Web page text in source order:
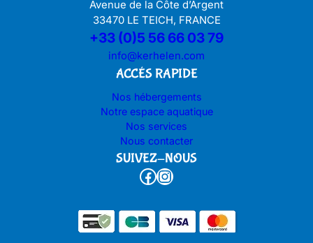
Avenue de la Côte d’Argent
33470 LE TEICH, FRANCE
+33 (0)5 56 66 03 79
info@kerhelen.com
ACCÉS RAPIDE
Nos hébergements
Notre espace aquatique
Nos services
Nous contacter
SUIVEZ-NOUS
Facebook Instagram